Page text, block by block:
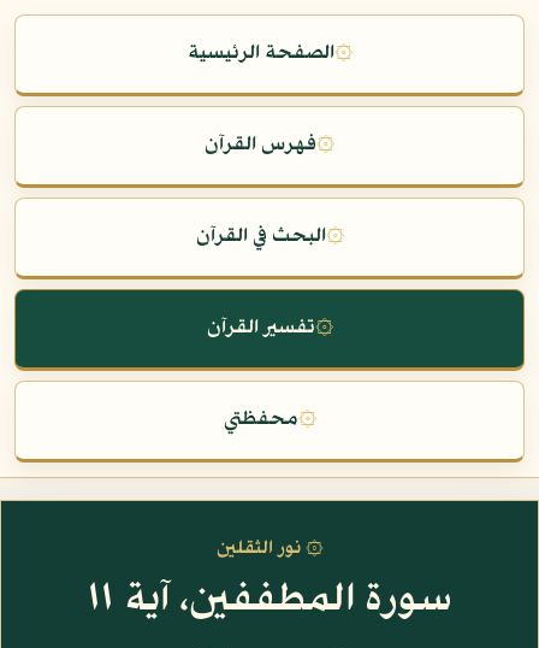
۞الصفحة الرئيسية
۞فهرس القرآن
۞البحث في القرآن
۞تفسير القرآن
۞محفظتي
۞ نور الثقلين
سورة المطففين، آية ١١